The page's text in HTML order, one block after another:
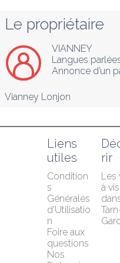
Le propriétaire
VIANNEY
Langues parlées
Annonce d’un
Vianney Lonjon
Liens
utiles
Condition
s
Générales
d'Utilisatio
n
Foire aux
questions
Nos
rir
Les
à